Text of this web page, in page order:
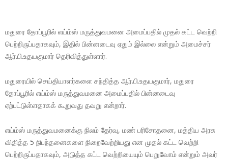
மதுரை தோப்பூரில் எய்ம்ஸ் மருத்துவமனை அமைப்பதில் முதல் கட்ட வெற்றி
பெற்றிருப்பதாகவும், இதில் பின்னடைவு ஏதும் இல்லை என்றும் அமைச்சர்
ஆர்.பி.உதயகுமார் தெரிவித்துள்ளார்.
மதுரையில் செய்தியாளர்களை சந்தித்த ஆர்.பி.உதயகுமார், மதுரை
தோப்பூரில் எய்ம்ஸ் மருத்துவமனை அமைப்பதில் பின்னடைவு
ஏற்பட்டுள்ளதாகக் கூறுவது தவறு என்றார்.
எய்ம்ஸ் மருத்துவமனைக்கு நிலம் தேர்வு, மண் பரிசோதனை, மத்திய அரசு
விதித்த 5 நிபந்தனைகளை நிறைவேற்றியது என முதல் கட்ட வெற்றி
பெற்றிருப்பதாகவும், அடுத்த கட்ட வெற்றியையும் பெறுவோம் என்றும் அவர்